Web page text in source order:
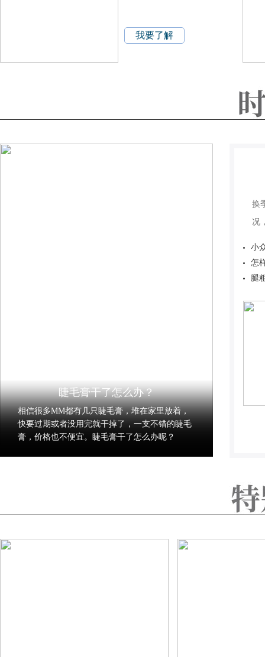
我要了解
睫毛膏干了怎么办？
相信很多MM都有几只睫毛膏，堆在家里放着，
快要过期或者没用完就干掉了，一支不错的睫毛
膏，价格也不便宜。睫毛膏干了怎么办呢？
换
况
小
怎
腿